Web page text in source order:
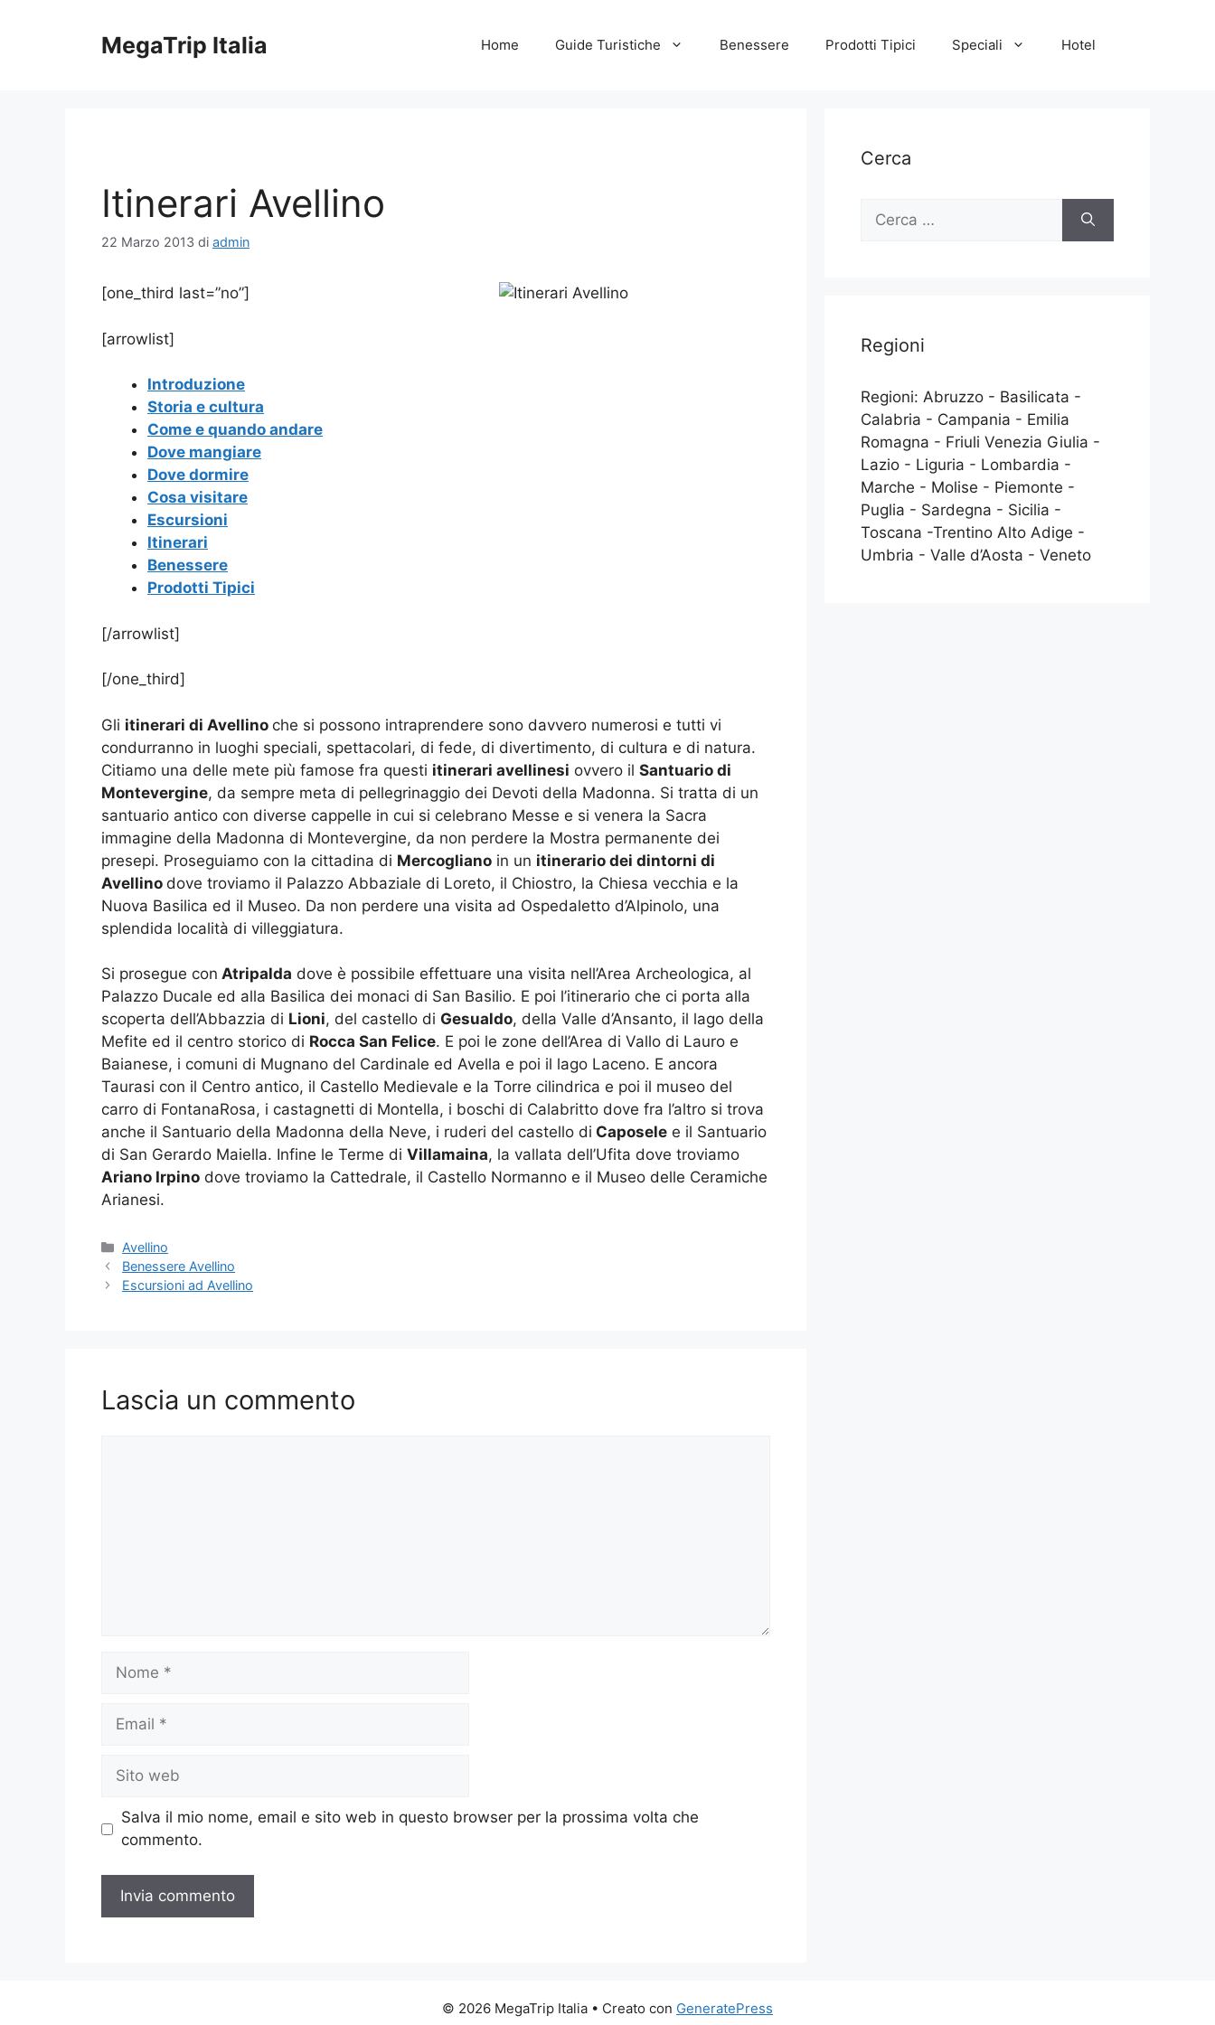
MegaTrip Italia Home Guide Turistiche Benessere Prodotti Tipici Speciali Hotel
Itinerari Avellino
22 Marzo 2013 di admin
[one_third last=”no”]
[arrowlist]
Introduzione
Storia e cultura
Come e quando andare
Dove mangiare
Dove dormire
Cosa visitare
Escursioni
Itinerari
Benessere
Prodotti Tipici
[/arrowlist]
[/one_third]
Gli itinerari di Avellino che si possono intraprendere sono davvero numerosi e tutti vi
condurranno in luoghi speciali, spettacolari, di fede, di divertimento, di cultura e di natura.
Citiamo una delle mete più famose fra questi itinerari avellinesi ovvero il Santuario di
Montevergine, da sempre meta di pellegrinaggio dei Devoti della Madonna. Si tratta di un
santuario antico con diverse cappelle in cui si celebrano Messe e si venera la Sacra
immagine della Madonna di Montevergine, da non perdere la Mostra permanente dei
presepi. Proseguiamo con la cittadina di Mercogliano in un itinerario dei dintorni di
Avellino dove troviamo il Palazzo Abbaziale di Loreto, il Chiostro, la Chiesa vecchia e la
Nuova Basilica ed il Museo. Da non perdere una visita ad Ospedaletto d’Alpinolo, una
splendida località di villeggiatura.
Si prosegue con Atripalda dove è possibile effettuare una visita nell’Area Archeologica, al
Palazzo Ducale ed alla Basilica dei monaci di San Basilio. E poi l’itinerario che ci porta alla
scoperta dell’Abbazzia di Lioni, del castello di Gesualdo, della Valle d’Ansanto, il lago della
Mefite ed il centro storico di Rocca San Felice. E poi le zone dell’Area di Vallo di Lauro e
Baianese, i comuni di Mugnano del Cardinale ed Avella e poi il lago Laceno. E ancora
Taurasi con il Centro antico, il Castello Medievale e la Torre cilindrica e poi il museo del
carro di FontanaRosa, i castagnetti di Montella, i boschi di Calabritto dove fra l’altro si trova
anche il Santuario della Madonna della Neve, i ruderi del castello di Caposele e il Santuario
di San Gerardo Maiella. Infine le Terme di Villamaina, la vallata dell’Ufita dove troviamo
Ariano Irpino dove troviamo la Cattedrale, il Castello Normanno e il Museo delle Ceramiche
Arianesi.
Categorie
Avellino
Benessere Avellino
Escursioni ad Avellino
Lascia un commento
Nome
Email
Sito
web
Salva il mio nome, email e sito web in questo browser per la prossima volta che
commento.
Cerca
Ricerca
Regioni
Regioni: Abruzzo - Basilicata -
Calabria - Campania - Emilia
Romagna - Friuli Venezia Giulia -
Lazio - Liguria - Lombardia -
Marche - Molise - Piemonte -
Puglia - Sardegna - Sicilia -
Toscana -Trentino Alto Adige -
Umbria - Valle d’Aosta - Veneto
© 2026 MegaTrip Italia • Creato con GeneratePress